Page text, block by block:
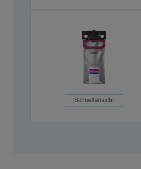
Schnellansicht